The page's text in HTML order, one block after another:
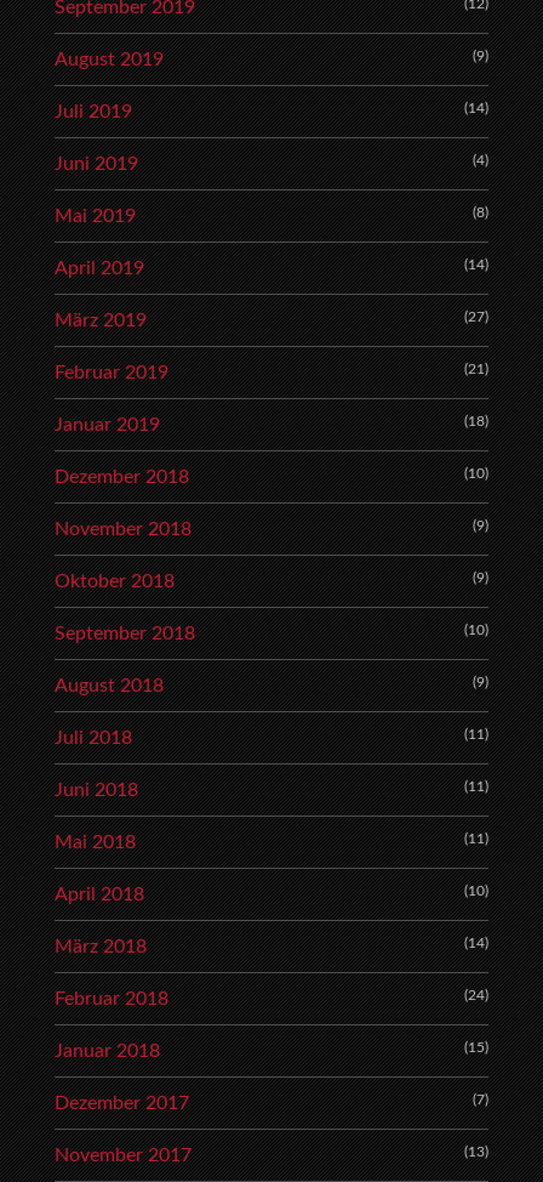
September 2019 (12)
August 2019 (9)
Juli 2019 (14)
Juni 2019 (4)
Mai 2019 (8)
April 2019 (14)
März 2019 (27)
Februar 2019 (21)
Januar 2019 (18)
Dezember 2018 (10)
November 2018 (9)
Oktober 2018 (9)
September 2018 (10)
August 2018 (9)
Juli 2018 (11)
Juni 2018 (11)
Mai 2018 (11)
April 2018 (10)
März 2018 (14)
Februar 2018 (24)
Januar 2018 (15)
Dezember 2017 (7)
November 2017 (13)